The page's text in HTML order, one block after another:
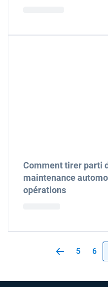
Comment tirer parti
maintenance
opérations
5 6